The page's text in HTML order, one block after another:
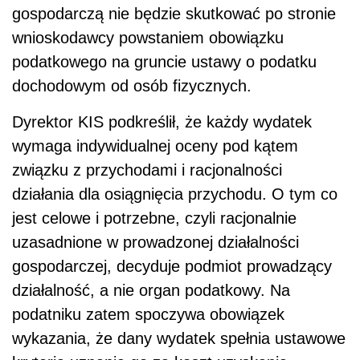
gospodarczą nie będzie skutkować po stronie
wnioskodawcy powstaniem obowiązku
podatkowego na gruncie ustawy o podatku
dochodowym od osób fizycznych.
Dyrektor KIS podkreślił, że każdy wydatek
wymaga indywidualnej oceny pod kątem
związku z przychodami i racjonalności
działania dla osiągnięcia przychodu. O tym co
jest celowe i potrzebne, czyli racjonalnie
uzasadnione w prowadzonej działalności
gospodarczej, decyduje podmiot prowadzący
działalność, a nie organ podatkowy. Na
podatniku zatem spoczywa obowiązek
wykazania, że dany wydatek spełnia ustawowe